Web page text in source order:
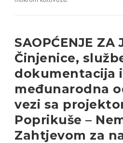
SAOPĆENJE ZA
Činjenice,
dokumentacija i
međunarodna
vezi sa
Poprikuše –
Zahtjevom za